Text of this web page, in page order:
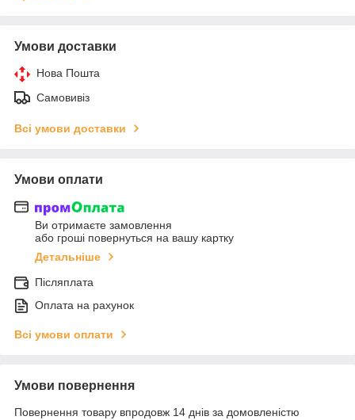
Умови доставки
Нова Пошта
Самовивіз
Всі умови доставки
Умови оплати
Ви отримаєте замовлення
або гроші повернуться на вашу картку
Детальніше
Післяплата
Оплата на рахунок
Всі умови оплати
Умови повернення
Повернення товару впродовж 14 днів за домовленістю